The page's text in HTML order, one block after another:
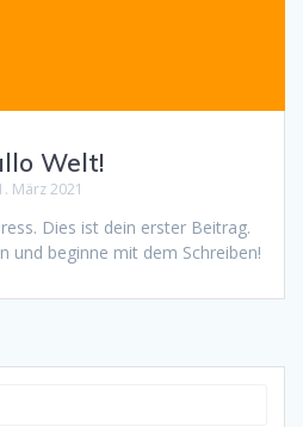
Welt!
März 2021
Dies ist dein erster Beitrag.
und beginne mit dem Schreiben!